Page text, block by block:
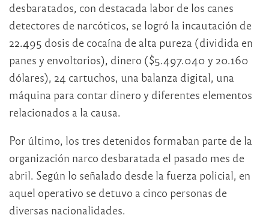
desbaratados, con destacada labor de los canes
detectores de narcóticos, se logró la incautación de
22.495 dosis de cocaína de alta pureza (dividida en
panes y envoltorios), dinero ($5.497.040 y 20.160
dólares), 24 cartuchos, una balanza digital, una
máquina para contar dinero y diferentes elementos
relacionados a la causa.
Por último, los tres detenidos formaban parte de la
organización narco desbaratada el pasado mes de
abril. Según lo señalado desde la fuerza policial, en
aquel operativo se detuvo a cinco personas de
diversas nacionalidades.